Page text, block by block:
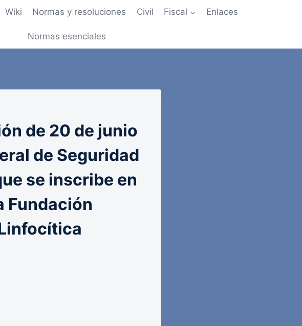
Wiki Normas y resoluciones Civil Fiscal Enlaces
Normas esenciales
de 20 de junio
de Seguridad
se inscribe en
Fundación